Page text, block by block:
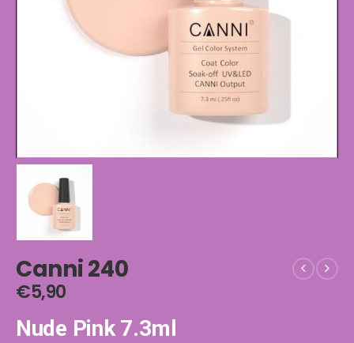
Canni 240
€5,90
Nude Pink 7.3ml